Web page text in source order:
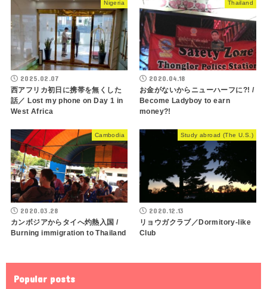
Nigeria
2025.02.07
西アフリカ初日に携帯を無くした
話／ Lost my phone on Day 1 in
West Africa
Thailand
2020.04.18
お金がないからニューハーフに?! /
Become Ladyboy to earn
money?!
Cambodia
2020.03.28
カンボジアからタイへ灼熱入国 /
Burning immigration to Thailand
Study abroad (The U.S.)
2020.12.13
リョウガクラブ／Dormitory-like
Club
Popular posts